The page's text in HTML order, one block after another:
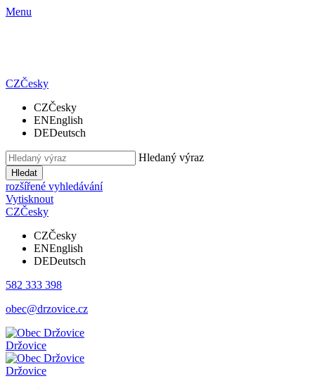
Menu
CZČesky
CZČesky
ENEnglish
DEDeutsch
Hledaný výraz
Hledat
rozšířené vyhledávání
Vytisknout
CZČesky
CZČesky
ENEnglish
DEDeutsch
582 333 398
obec@drzovice.cz
Držovice
Držovice